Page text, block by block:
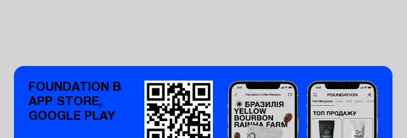
FOUNDATION В
APP STORE,
GOOGLE PLAY